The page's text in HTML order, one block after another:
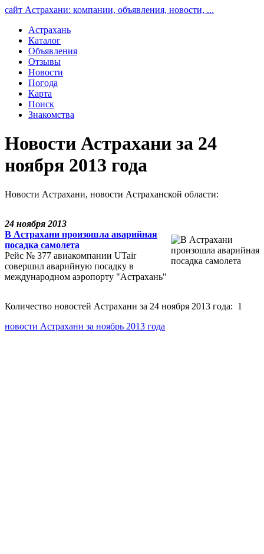
сайт Астрахани: компании, объявления, новости, ...
Астрахань
Каталог
Объявления
Отзывы
Новости
Погода
Карта
Поиск
Знакомства
Новости Астрахани за 24
ноября 2013 года
Новости Астрахани, новости Астраханской области:
24 ноября 2013
В Астрахани произошла аварийная
посадка самолета
Рейс № 377 авиакомпании UTair
совершил аварийную посадку в
международном аэропорту "Астрахань"
Количество новостей Астрахани за 24 ноября 2013 года: 1
новости Астрахани за ноябрь 2013 года